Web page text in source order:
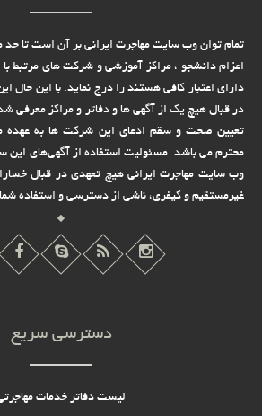
تمام توان وب سایت مهاجرت ایرانی بر آن است تا حد
اعزام دانشجو ، مراکز آموزشی و شرکت های مرتبط
دارای اعتبار کافی هستند را درج نماید. با این
در قبال هیچ یک از آگهی ها و دفاتر و مراکز معرفی
تعیین صحت و سقم ادعای این شرکت ها به عهده
محترم می باشد. مسئولیت استفاده از آگهی‌های این
وب سایت مهاجرت ایرانی هیچ تعهدى در قبال
غیرمستقیم و کیفرى، ناشى از دسترسى و استفاده
دسترسی سریع
لیست دفاتر خدمات